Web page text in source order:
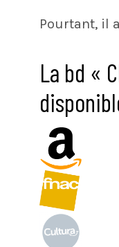
Pourtant, il
La bd «